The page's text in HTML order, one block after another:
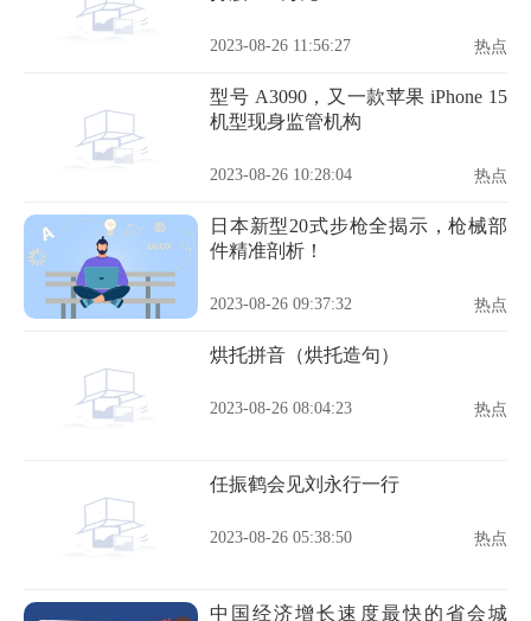
2023-08-26 11:56:27 热点
型号 A3090，又一款苹果 iPhone 15
机型现身监管机构
2023-08-26 10:28:04 热点
日本新型20式步枪全揭示，枪械部
件精准剖析！
2023-08-26 09:37:32 热点
烘托拼音（烘托造句）
2023-08-26 08:04:23 热点
任振鹤会见刘永行一行
2023-08-26 05:38:50 热点
中国经济增长速度最快的省会城